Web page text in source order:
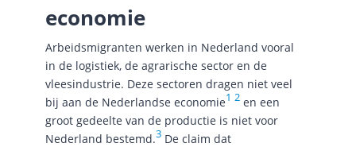
economie
Arbeidsmigranten werken in Nederland vooral
in de logistiek, de agrarische sector en de
vleesindustrie. Deze sectoren dragen niet veel
bij aan de Nederlandse economie1 2en een
groot gedeelte van de productie is niet voor
Nederland bestemd.3De claim dat